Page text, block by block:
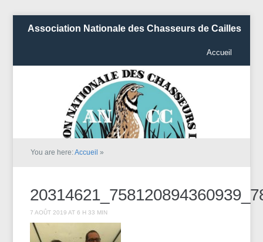
Association Nationale des Chasseurs de Cailles
Accueil
You are here:Accueil »
7 AOÛT 2019 AT 6 H 33 MIN